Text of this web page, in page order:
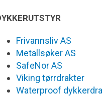
Frivannsliv AS
Metallsøker AS
SafeNor AS
Viking tørrdrakter
Waterproof